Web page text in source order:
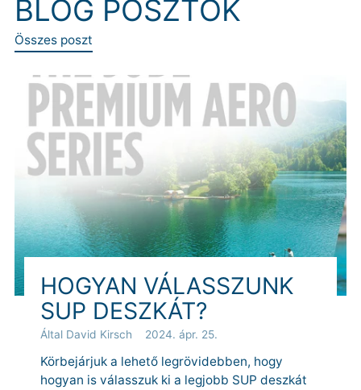
BLOG POSZTOK
Összes poszt
HOGYAN VÁLASSZUNK
SUP DESZKÁT?
Által David Kirsch 2024. ápr. 25.
Körbejárjuk a lehető legrövidebben, hogy
hogyan is válasszuk ki a legjobb SUP deszkát